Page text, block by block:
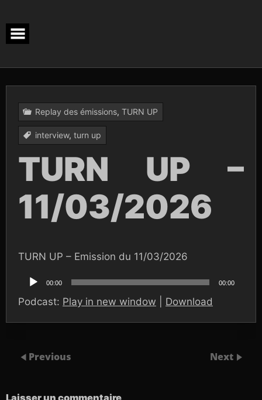
content
Replay des émissions, TURN UP
interview, turn up
TURN UP –
11/03/2026
TURN UP – Emission du 11/03/2026
audio
00:00 00:00
Podcast: Play in new window Download
Previous Next